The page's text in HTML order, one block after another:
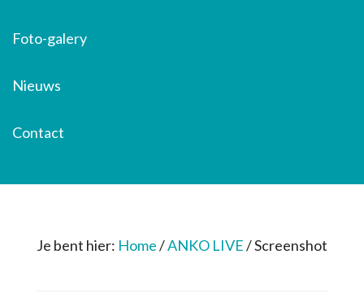
Foto-galery
Nieuws
Contact
Je bent hier: Home/ANKO LIVE/Screenshot